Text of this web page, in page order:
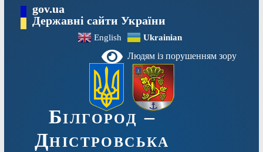
вмісту
gov.ua
Державні сайти України
English Ukrainian
Людям із порушенням зору
Білгород –
Дністровська